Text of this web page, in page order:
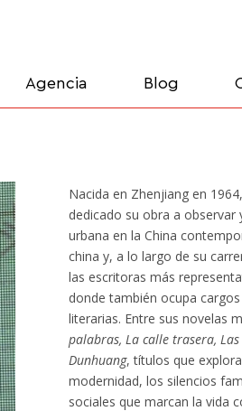
Agencia Blog
Nacida en Zhenjiang en
dedicado su obra a
urbana en la China
china y, a lo largo de su
las escritoras más
donde también ocupa
literarias. Entre sus novelas
palabras, La calle trasera,
Dunhuang, títulos que
modernidad, los silencios
sociales que marcan la vida